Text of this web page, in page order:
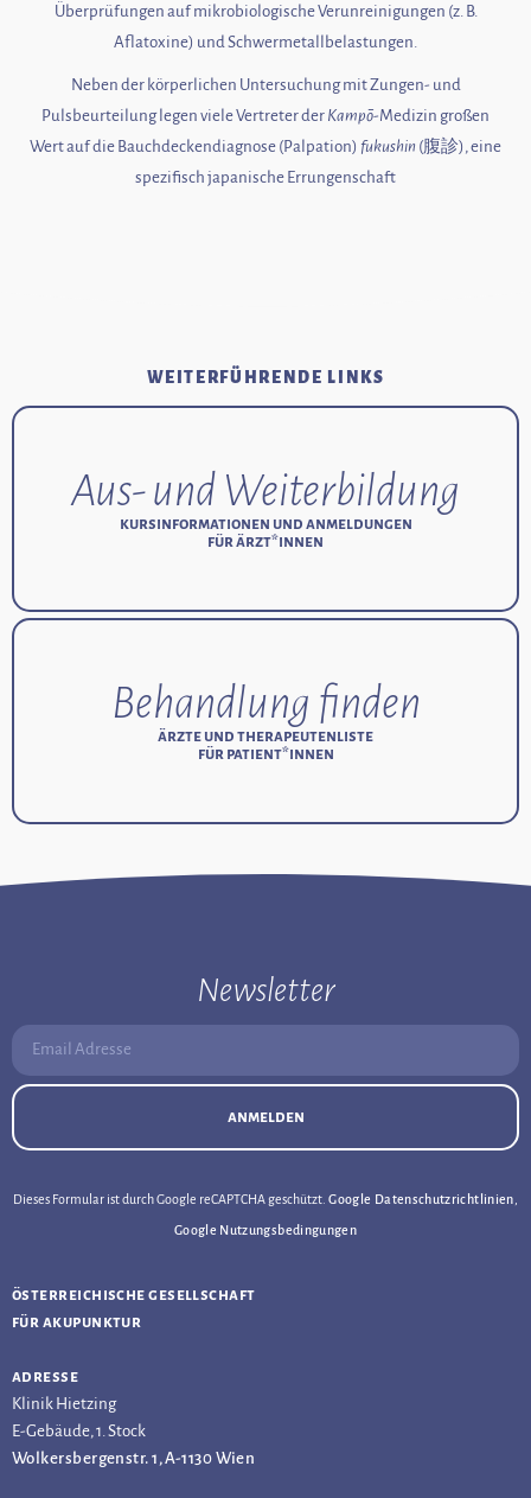
Überprüfungen auf mikrobiologische Verunreinigungen (z. B.
Aflatoxine) und Schwermetallbelastungen.
Neben der körperlichen Untersuchung mit Zungen- und
Pulsbeurteilung legen viele Vertreter der Kampō-Medizin großen
Wert auf die Bauchdeckendiagnose (Palpation) fukushin (腹診), eine
spezifisch japanische Errungenschaft
WEITERFÜHRENDE LINKS
Aus- und Weiterbildung
Behandlung finden
Newsletter
Email Adresse:
anmelden
Dieses Formular ist durch Google reCAPTCHA geschützt.Google Datenschutzrichtlinien
Google Nutzungsbedingungen
österreichische gesellschaft
für akupunktur
adresse
Klinik Hietzing
E-Gebäude, 1. Stock
Wolkersbergenstr. 1, A-1130 Wien